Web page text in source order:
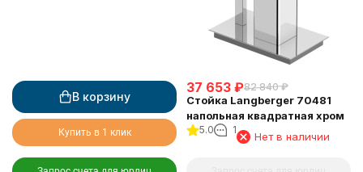
В корзину
Купить в 1 клик
37 653 ₽82 840 ₽
Стойка Langberger 70481
напольная квадратная хром
5.0 1
Нет в наличии